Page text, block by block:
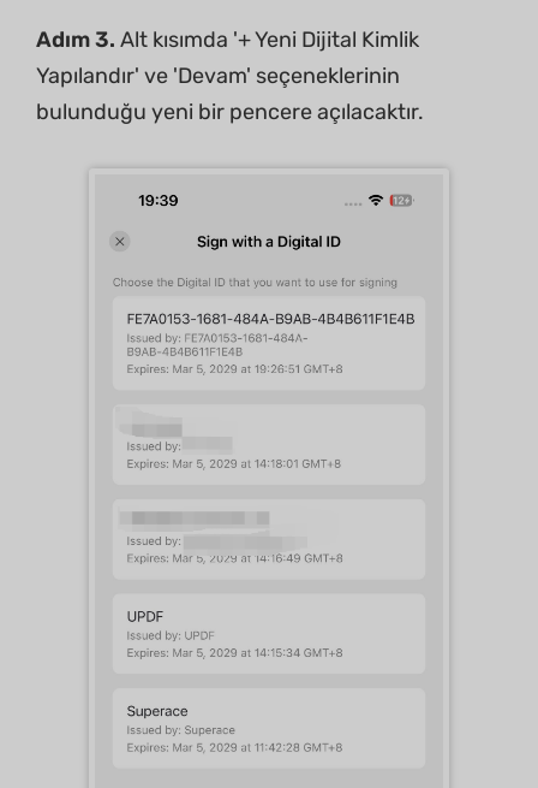
Adım 3. Alt kısımda '+ Yeni Dijital Kimlik
Yapılandır' ve 'Devam' seçeneklerinin
bulunduğu yeni bir pencere açılacaktır.